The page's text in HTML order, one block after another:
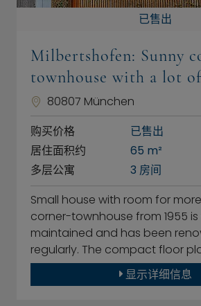
已售出
Milbertshofen: Sunny
townhouse with a lot
80807 München
购买价格
已售出
居住面积约
65 m²
多层公寓
3 房间
Small house with room for
corner-townhouse from 1955 is
maintained and has been
regularly. The compact floor
显示详细信息